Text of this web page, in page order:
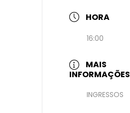
HORA
16:00
MAIS
INFORMAÇÕES
INGRESSOS